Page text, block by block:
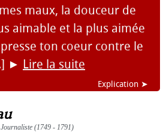
maux, la douceur de
aimable et la plus aimée
ton coeur contre le
► Lire la suite
Explication ➤
(1749 - 1791)